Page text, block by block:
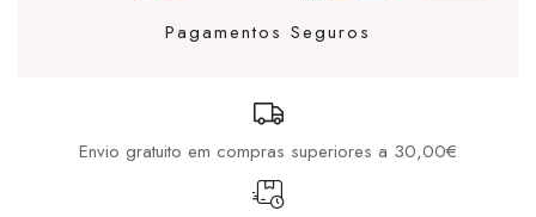
Pagamentos Seguros
Envio gratuito em compras superiores a 30,00€